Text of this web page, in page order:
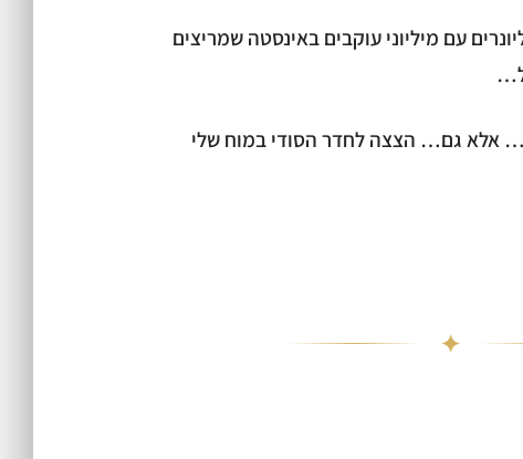
עם מיליוני עוקבים באינסטה שמריצים
אלא גם… הצצה לחדר הסודי במוח שלי
✦